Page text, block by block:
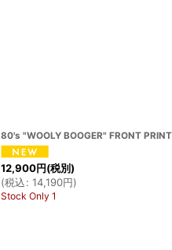
80's "WOOLY BOOGER" FRONT
12,900円(税別)
(税込: 14,190円)
Stock Only 1